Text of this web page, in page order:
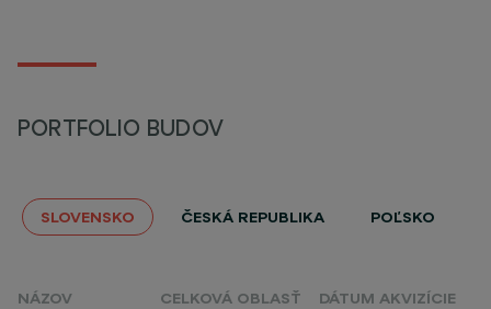
PORTFOLIO BUDOV
SLOVENSKO ČESKÁ REPUBLIKA POĽSKO
NÁZOV CELKOVÁ OBLASŤ DÁTUM AKVIZÍCIE